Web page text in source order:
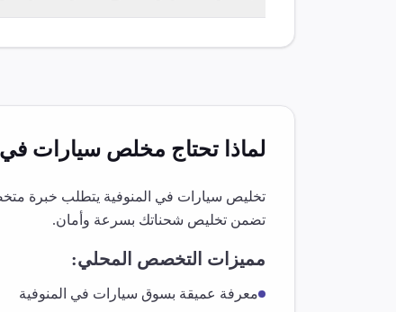
لماذا تحتاج مخلص سيارات في
تخليص سيارات في المنوفية يتطلب خبرة
تضمن تخليص شحناتك بسرعة وأمان.
مميزات التخصص المحلي:
معرفة عميقة بسوق سيارات في المنوفية